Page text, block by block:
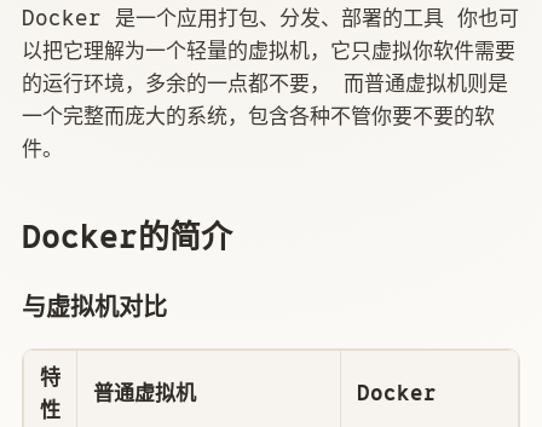
Docker 是一个应用打包、分发、部署的工具 你也可
以把它理解为一个轻量的虚拟机，它只虚拟你软件需要
的运行环境，多余的一点都不要， 而普通虚拟机则是
一个完整而庞大的系统，包含各种不管你要不要的软
件。
Docker的简介
与虚拟机对比
特
性
普通虚拟机 Docker